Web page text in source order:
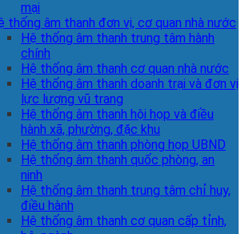
mại
thống âm thanh đơn vị, cơ quan nhà nước
Hệ thống âm thanh trung tâm hành
chính
Hệ thống âm thanh cơ quan nhà nước
Hệ thống âm thanh doanh trại và đơn vị
lực lượng vũ trang
Hệ thống âm thanh hội họp và điều
hành xã, phường, đặc khu
Hệ thống âm thanh phòng họp UBND
Hệ thống âm thanh quốc phòng, an
ninh
Hệ thống âm thanh trung tâm chỉ huy,
điều hành
Hệ thống âm thanh cơ quan cấp tỉnh,